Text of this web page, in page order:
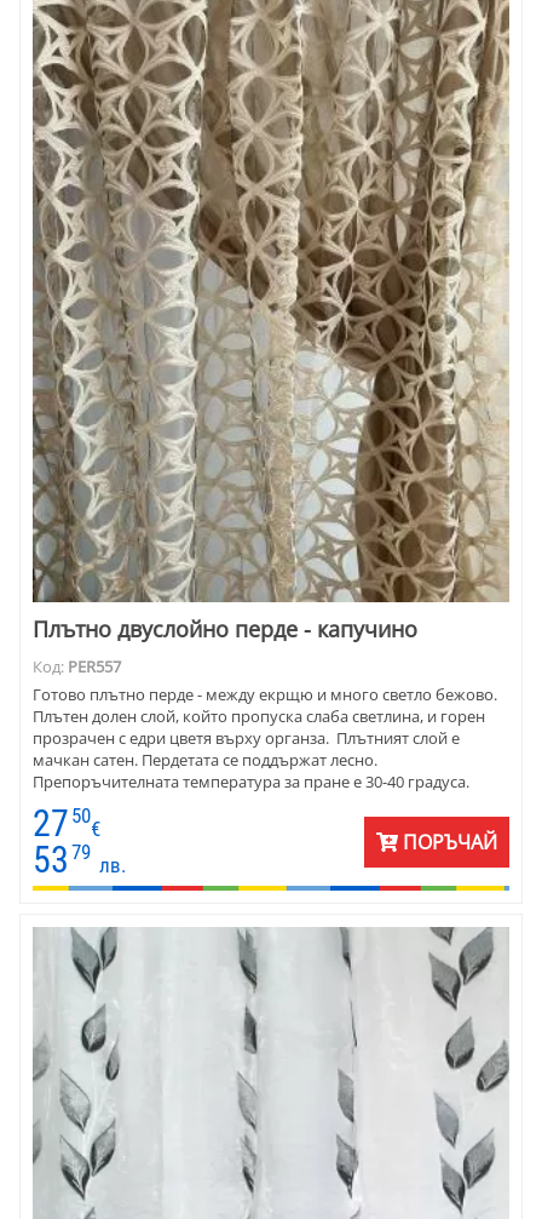
Плътно двуслойно перде - капучино
Код: PER557
Готово плътно перде - между екрщю и много светло бежово.
Плътен долен слой, който пропуска слаба светлина, и горен
прозрачен с едри цветя върху органза. Плътният слой е
мачкан сатен. Пердетата се поддържат лесно.
Препоръчителната температура за пране е 30-40 градуса.
27 50
€
53 79
лв.
ПОРЪЧАЙ